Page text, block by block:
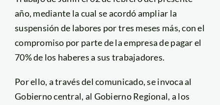
año, mediante la cual se acordó ampliar la
suspensión de labores por tres meses más, con el
compromiso por parte de la empresa de pagar el
70% de los haberes a sus trabajadores.
Por ello, a través del comunicado, se invoca al
Gobierno central, al Gobierno Regional, a los